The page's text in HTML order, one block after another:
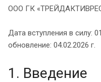
ООО ГК
Дата вступления в силу:
обновление: 04.02.2026 г.
1. Введение